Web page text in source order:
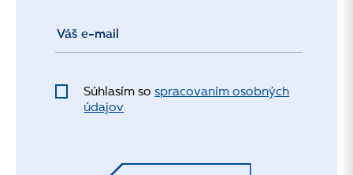
Súhlasím sospracovaním osobných
údajov